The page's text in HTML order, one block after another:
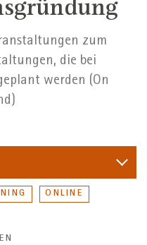
zum
die bei
werden (On
ONLINE